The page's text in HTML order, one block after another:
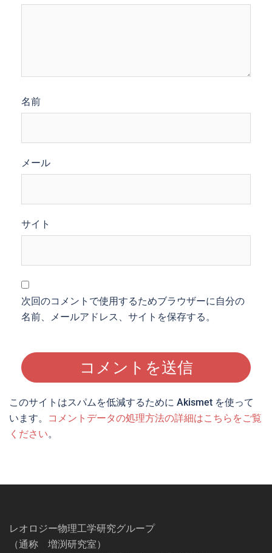
名前
メール
サイト
次回のコメントで使用するためブラウザーに自分の
名前、メールアドレス、サイトを保存する。
このサイトはスパムを低減するために Akismet を使って
います。
コメントデータの処理方法の詳細はこちらをご覧
ください。
レオロジー物理工学研究グループ
（通称 増渕研究室）